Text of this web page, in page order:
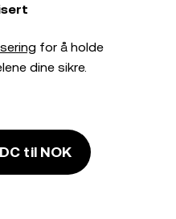
for å holde
dine sikre.
til NOK